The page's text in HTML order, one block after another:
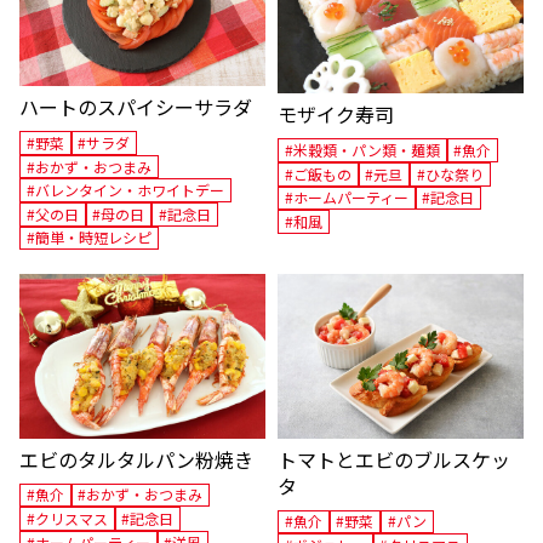
ハートのスパイシーサラダ
#野菜
#サラダ
#おかず・おつまみ
#バレンタイン・ホワイトデー
#父の日
#母の日
#記念日
#簡単・時短レシピ
モザイク寿司
#米穀類・パン類・麺類
#魚介
#ご飯もの
#元旦
#ひな祭り
#ホームパーティー
#記念日
#和風
エビのタルタルパン粉焼き
#魚介
#おかず・おつまみ
#クリスマス
#記念日
トマトとエビのブルスケッ
タ
#魚介 #野菜
#パン